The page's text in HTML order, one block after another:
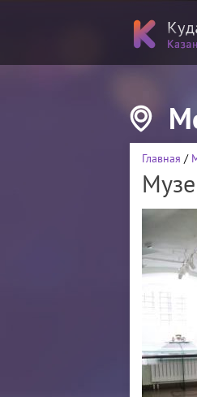
Главная /